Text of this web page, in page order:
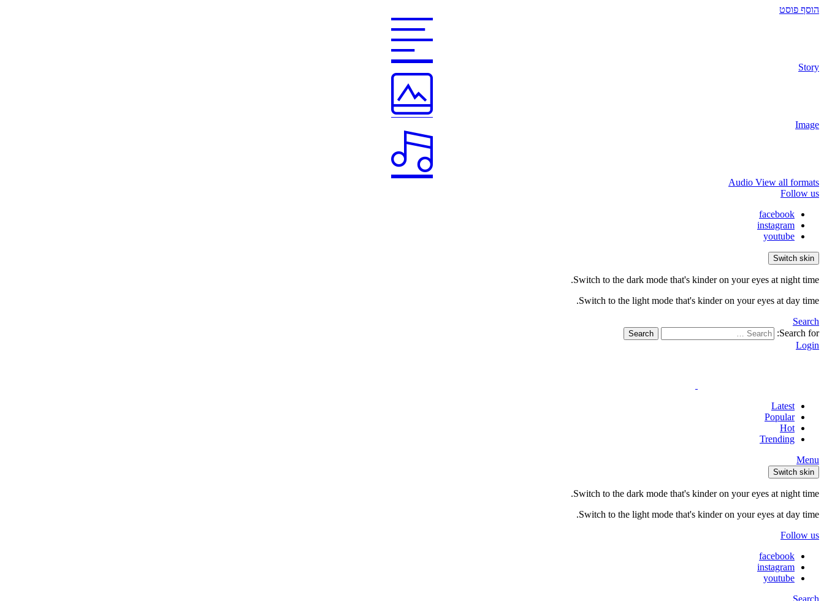
הוסף פוסט
Story
Image
Audio View all formats
Follow us
facebook
instagram
youtube
Switch skin
Switch to the dark mode that's kinder on your eyes at night time.
Switch to the light mode that's kinder on your eyes at day time.
Search
Search for:
Search
Login
Latest
Popular
Hot
Trending
Menu
Switch skin
Switch to the dark mode that's kinder on your eyes at night time.
Switch to the light mode that's kinder on your eyes at day time.
Follow us
facebook
instagram
youtube